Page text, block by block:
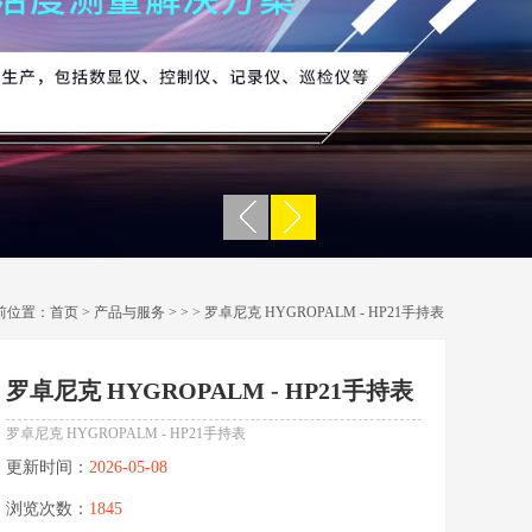
位置： 首页 > 产品与服务 > > > 罗卓尼克 HYGROPALM - HP21手持表
罗卓尼克 HYGROPALM - HP21手持表
罗卓尼克 HYGROPALM - HP21手持表
更新时间： 2026-05-08
浏览次数： 1845